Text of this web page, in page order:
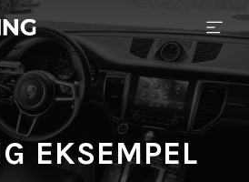
EKSEMPEL